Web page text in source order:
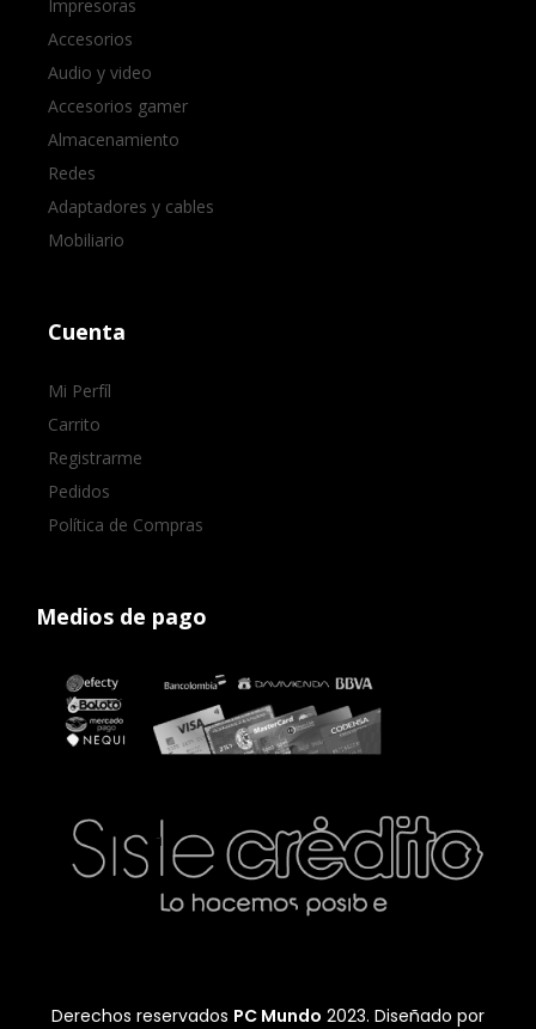
Impresoras
Accesorios
Audio y video
Accesorios gamer
Almacenamiento
Redes
Adaptadores y cables
Mobiliario
Cuenta
Mi Perfíl
Carrito
Registrarme
Pedidos
Política de Compras
Medios de pago
Derechos reservados PC Mundo 2023. Diseñado por